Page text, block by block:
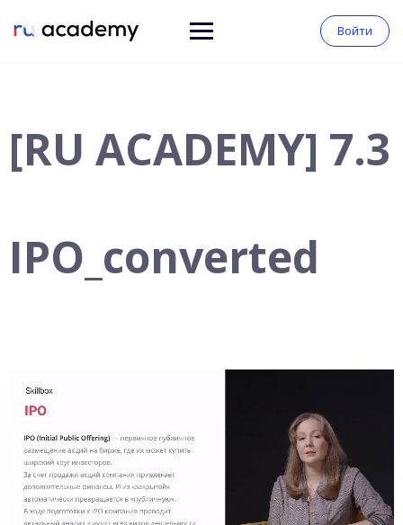
Войти
[RU ACADEMY] 7.3
IPO_converted